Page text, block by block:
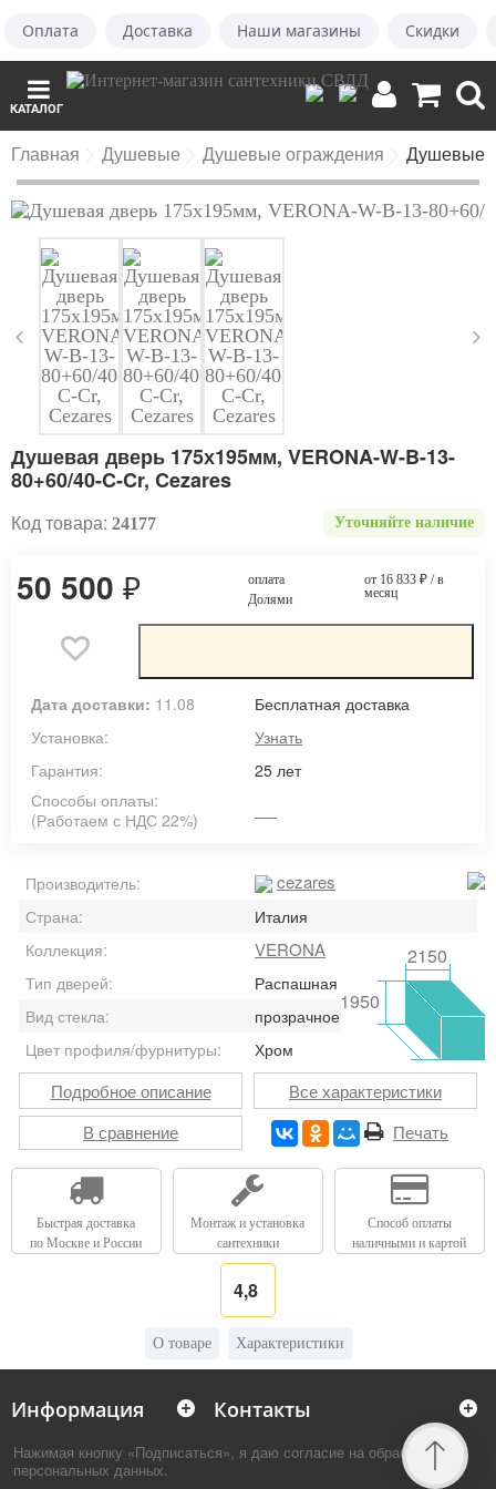
Оплата Доставка Наши магазины Скидки
КАТАЛОГ
Главная Душевые Душевые ограждения Душевые
Душевая дверь 175х195мм, VERONA-W-B-13-
80+60/40-C-Cr, Cezares
Код товара: 24177 Уточняйте наличие
50 500 ₽
оплата
Долями
от 16 833 ₽/ в
месяц
Дата доставки: 11.08
Бесплатная доставка
Установка:
Узнать
Гарантия:
25 лет
Способы оплаты:
(Работаем с НДС 22%)
Производитель: cezares
Страна:
Италия
Коллекция:
VERONA
Тип дверей:
Распашная
Вид стекла:
прозрачное
Цвет профиля/фурнитуры:
Хром
1950
2150
Подробное описание
Все характеристики
В сравнение
Печать
Быстрая доставка
по Москве и России
Монтаж и установка
сантехники
Способ оплаты
наличными и картой
4,8
О товаре Характеристики
Информация Контакты
Нажимая кнопку «Подписаться», я даю согласие на обработку
персональных данных.